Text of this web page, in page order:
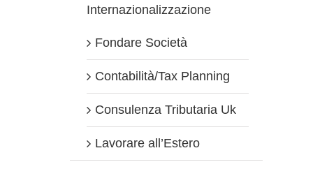
Internazionalizzazione
Fondare Società
Contabilità/Tax Planning
Consulenza Tributaria Uk
Lavorare all’Estero